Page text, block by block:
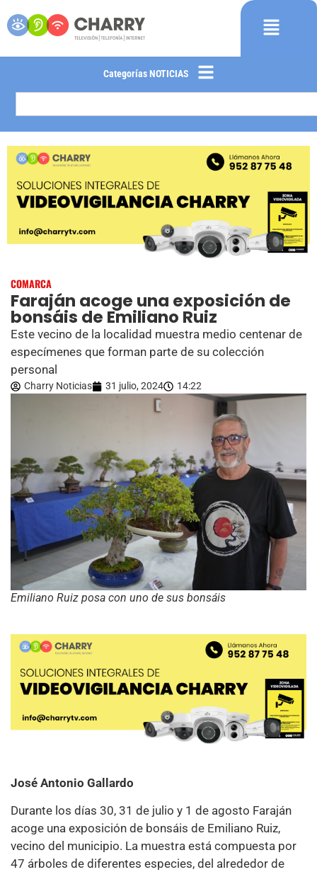
Categorías NOTICIAS
COMARCA
Faraján acoge una exposición de
bonsáis de Emiliano Ruiz
Este vecino de la localidad muestra medio centenar de
especímenes que forman parte de su colección
personal
Charry Noticias 31 julio, 2024 14:22
Emiliano Ruiz posa con uno de sus bonsáis
José Antonio Gallardo
Durante los días 30, 31 de julio y 1 de agosto Faraján
acoge una exposición de bonsáis de Emiliano Ruiz,
vecino del municipio. La muestra está compuesta por
47 árboles de diferentes especies, del alrededor de